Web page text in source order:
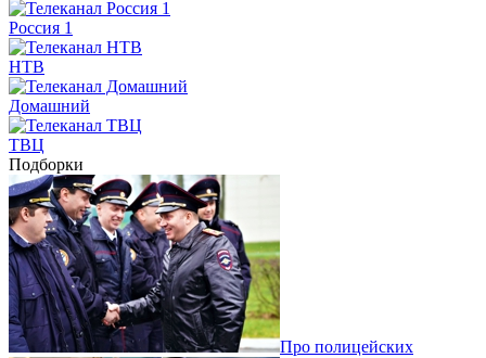
Россия 1
НТВ
Домашний
ТВЦ
Подборки
Про полицейских